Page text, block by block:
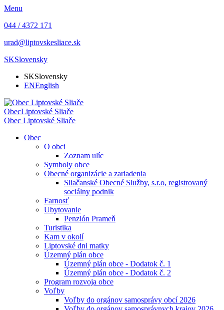
Menu
044 / 4372 171
urad@liptovskesliace.sk
SKSlovensky
SKSlovensky
ENEnglish
ObecLiptovské Sliače
Obec Liptovské Sliače
Obec
O obci
Zoznam ulíc
Symboly obce
Obecné organizácie a zariadenia
Sliačanské Obecné Služby, s.r.o, registrovaný
sociálny podnik
Farnosť
Ubytovanie
Penzión Prameň
Turistika
Kam v okolí
Liptovské dni matky
Územný plán obce
Územný plán obce - Dodatok č. 1
Územný plán obce - Dodatok č. 2
Program rozvoja obce
Voľby
Voľby do orgánov samosprávy obcí 2026